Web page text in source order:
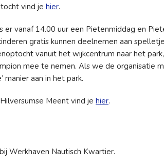
vind je hier.
er vanaf 14.00 uur een Pietenmiddag en
gratis kunnen deelnemen aan
vanuit het wijkcentrum naar het
mee te nemen. Als we de organisatie
manier aan in het park.
Meent vind je hier.
Werkhaven Nautisch Kwartier.